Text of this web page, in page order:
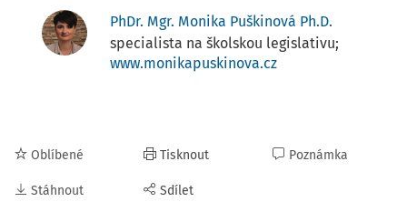
PhDr. Mgr. Monika Puškinová Ph.D.
specialista na školskou legislativu;
www.monikapuskinova.cz
Oblíbené
Stáhnout
Tisknout
Sdílet
Poznámka